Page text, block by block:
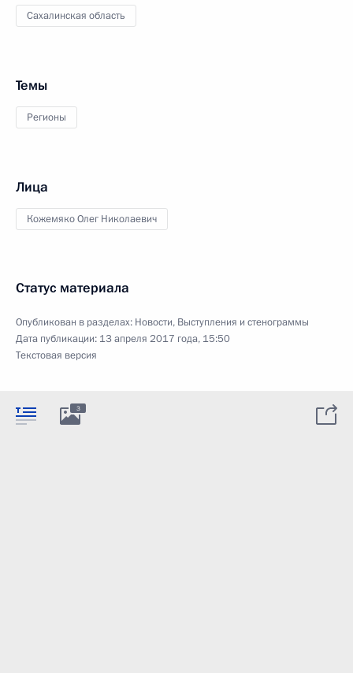
Сахалинская область
Темы
Регионы
Лица
Кожемяко Олег Николаевич
Статус материала
Опубликован в разделах: Новости, Выступления и стенограммы
Дата публикации: 13 апреля 2017 года, 15:50
Текстовая версия
3